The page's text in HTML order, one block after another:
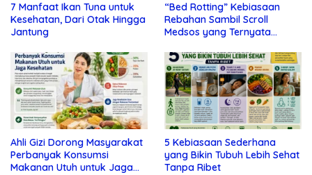
7 Manfaat Ikan Tuna untuk
Kesehatan, Dari Otak Hingga
Jantung
“Bed Rotting” Kebiasaan
Rebahan Sambil Scroll
Medsos yang Ternyata
Ahli Gizi Dorong Masyarakat
Perbanyak Konsumsi
Makanan Utuh untuk Jaga
5 Kebiasaan Sederhana
yang Bikin Tubuh Lebih Sehat
Tanpa Ribet